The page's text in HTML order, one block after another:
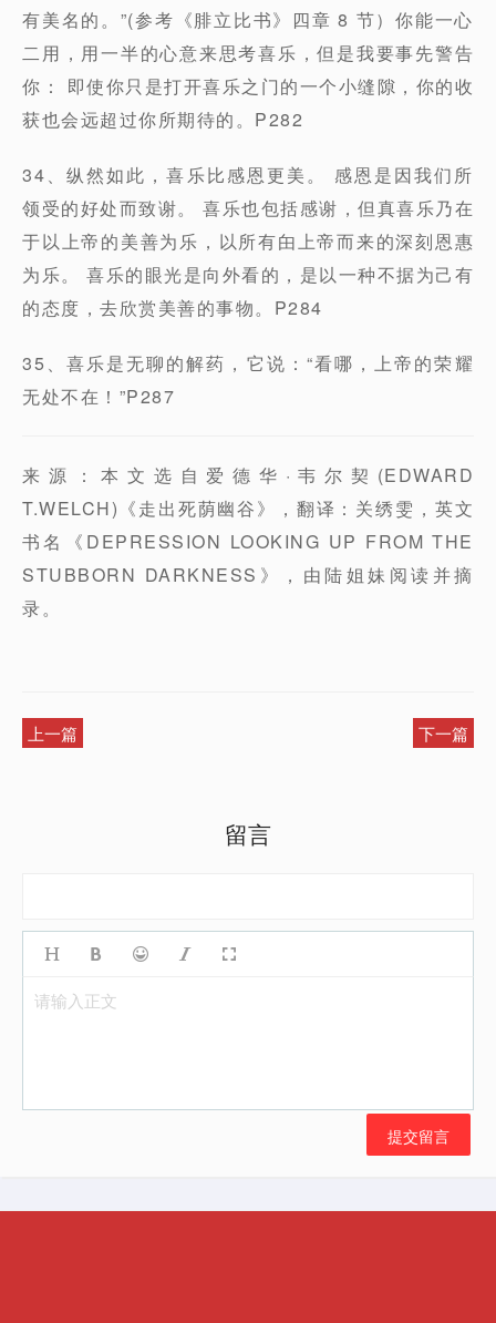
有美名的。”(参考《腓立比书》四章 8 节）你能一心
二用，用一半的心意来思考喜乐，但是我要事先警告
你： 即使你只是打开喜乐之门的一个小缝隙，你的收
获也会远超过你所期待的。P282
34、纵然如此，喜乐比感恩更美。 感恩是因我们所
领受的好处而致谢。 喜乐也包括感谢，但真喜乐乃在
于以上帝的美善为乐，以所有甶上帝而来的深刻恩惠
为乐。 喜乐的眼光是向外看的，是以一种不据为己有
的态度，去欣赏美善的事物。P284
35、喜乐是无聊的解药，它说：“看哪，上帝的荣耀
无处不在！”P287
来源：本文选自爱德华·韦尔契(EDWARD
T.WELCH)《走出死荫幽谷》，翻译：关绣雯，英文
书名《DEPRESSION LOOKING UP FROM THE
STUBBORN DARKNESS》，由陆姐妹阅读并摘
录。
上一篇 下一篇
留言
请输入正文
提交留言